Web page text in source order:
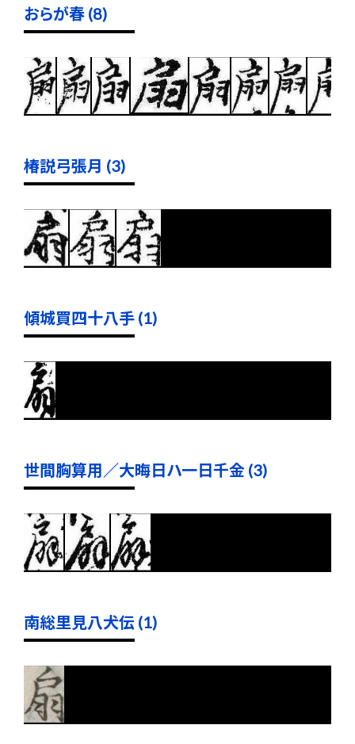
おらが春 (8)
椿説弓張月 (3)
傾城買四十八手 (1)
世間胸算用／大晦日ハ一日千金 (3)
南総里見八犬伝 (1)